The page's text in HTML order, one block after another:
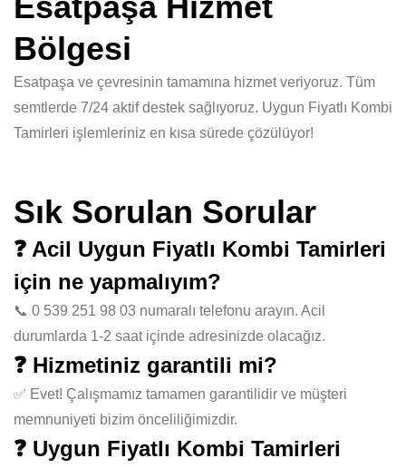
Bölgesi
Esatpaşa ve çevresinin tamamına hizmet veriyoruz. Tüm
semtlerde 7/24 aktif destek sağlıyoruz. Uygun Fiyatlı Kombi
Tamirleri işlemleriniz en kısa sürede çözülüyor!
Sık Sorulan Sorular
❓ Acil Uygun Fiyatlı Kombi Tamirleri
için ne yapmalıyım?
📞 0 539 251 98 03 numaralı telefonu arayın. Acil
durumlarda 1-2 saat içinde adresinizde olacağız.
❓ Hizmetiniz garantili mi?
✅ Evet! Çalışmamız tamamen garantilidir ve müşteri
memnuniyeti bizim önceliliğimizdir.
❓ Uygun Fiyatlı Kombi Tamirleri